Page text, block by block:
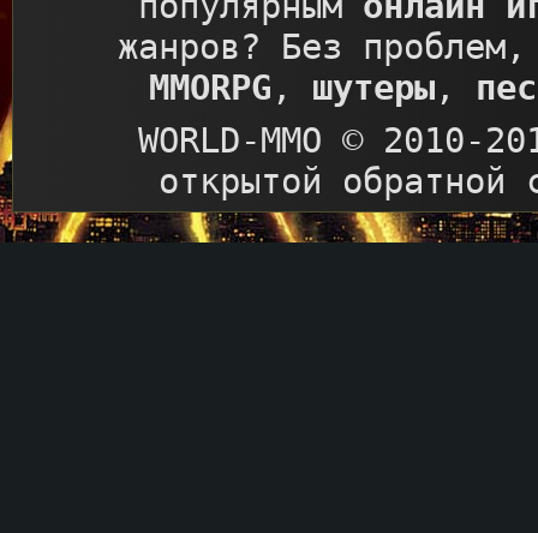
жанров? Без
MMORPG , шутеры,
WORLD-MMO © 2010-
открытой